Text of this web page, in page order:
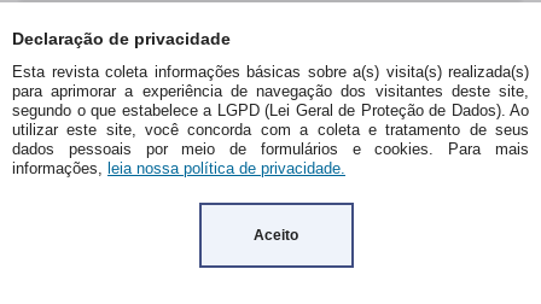
Declaração de privacidade
Esta revista coleta informações básicas sobre a(s) visita(s) realizada(s)
para aprimorar a experiência de navegação dos visitantes deste site,
segundo o que estabelece a LGPD (Lei Geral de Proteção de Dados). Ao
utilizar este site, você concorda com a coleta e tratamento de seus
dados pessoais por meio de formulários e cookies. Para mais
informações, leia nossa política de privacidade.
Aceito